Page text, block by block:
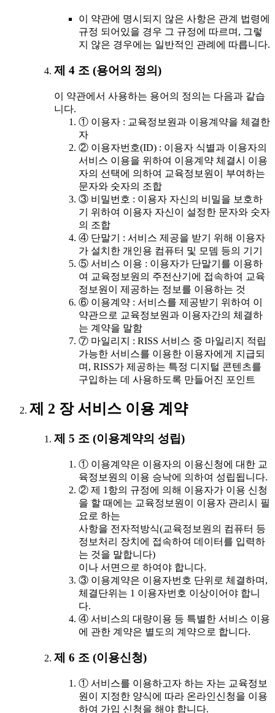
이 약관에 명시되지 않은 사항은 관계 법령에
규정 되어있을 경우 그 규정에 따르며, 그렇
지 않은 경우에는 일반적인 관례에 따릅니다.
제 4 조 (용어의 정의)
이 약관에서 사용하는 용어의 정의는 다음과 같습
니다.
① 이용자 : 교육정보원과 이용계약을 체결한
자
② 이용자번호(ID) : 이용자 식별과 이용자의
서비스 이용을 위하여 이용계약 체결시 이용
자의 선택에 의하여 교육정보원이 부여하는
문자와 숫자의 조합
③ 비밀번호 : 이용자 자신의 비밀을 보호하
기 위하여 이용자 자신이 설정한 문자와 숫자
의 조합
④ 단말기 : 서비스 제공을 받기 위해 이용자
가 설치한 개인용 컴퓨터 및 모뎀 등의 기기
⑤ 서비스 이용 : 이용자가 단말기를 이용하
여 교육정보원의 주전산기에 접속하여 교육
정보원이 제공하는 정보를 이용하는 것
⑥ 이용계약 : 서비스를 제공받기 위하여 이
약관으로 교육정보원과 이용자간의 체결하
는 계약을 말함
⑦ 마일리지 : RISS 서비스 중 마일리지 적립
가능한 서비스를 이용한 이용자에게 지급되
며, RISS가 제공하는 특정 디지털 콘텐츠를
구입하는 데 사용하도록 만들어진 포인트
제 2 장 서비스 이용 계약
제 5 조 (이용계약의 성립)
① 이용계약은 이용자의 이용신청에 대한 교
육정보원의 이용 승낙에 의하여 성립됩니다.
② 제 1항의 규정에 의해 이용자가 이용 신청
을 할 때에는 교육정보원이 이용자 관리시 필
요로 하는
사항을 전자적방식(교육정보원의 컴퓨터 등
정보처리 장치에 접속하여 데이터를 입력하
는 것을 말합니다)
이나 서면으로 하여야 합니다.
③ 이용계약은 이용자번호 단위로 체결하며,
체결단위는 1 이용자번호 이상이어야 합니
다.
④ 서비스의 대량이용 등 특별한 서비스 이용
에 관한 계약은 별도의 계약으로 합니다.
제 6 조 (이용신청)
① 서비스를 이용하고자 하는 자는 교육정보
원이 지정한 양식에 따라 온라인신청을 이용
하여 가입 신청을 해야 합니다.